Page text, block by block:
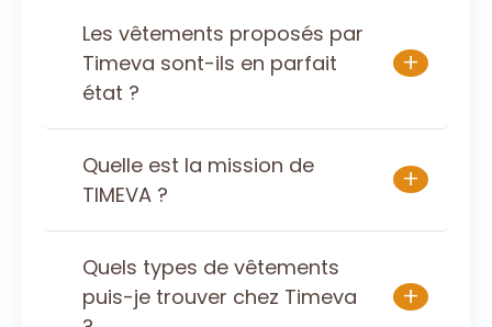
Les vêtements proposés par
Timeva sont-ils en parfait
état ?
+
Quelle est la mission de
TIMEVA ?
+
Quels types de vêtements
puis-je trouver chez Timeva
+